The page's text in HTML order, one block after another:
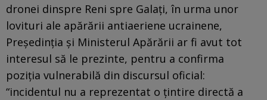
dronei dinspre Reni spre Galați, în urma unor
lovituri ale apărării antiaeriene ucrainene,
Președinția și Ministerul Apărării ar fi avut tot
interesul să le prezinte, pentru a confirma
poziția vulnerabilă din discursul oficial:
“incidentul nu a reprezentat o țintire directă a